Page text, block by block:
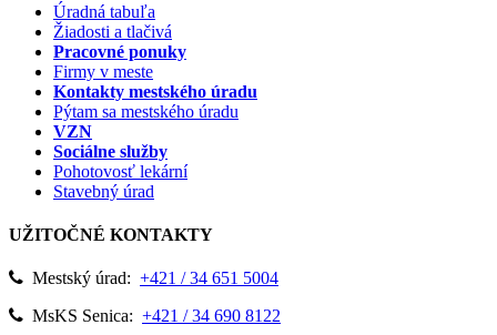
Úradná tabuľa
Žiadosti a tlačivá
Pracovné ponuky
Firmy v meste
Kontakty mestského úradu
Pýtam sa mestského úradu
VZN
Sociálne služby
Pohotovosť lekární
Stavebný úrad
UŽITOČNÉ KONTAKTY
Mestský úrad: +421 / 34 651 5004
MsKS Senica: +421 / 34 690 8122